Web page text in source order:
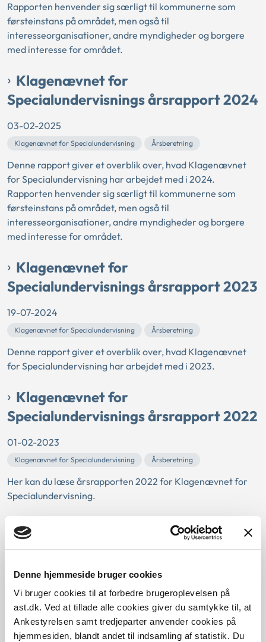
Denne hjemmeside bruger cookies
Vi bruger cookies til at forbedre brugeroplevelsen på
ast.dk. Ved at tillade alle cookies giver du samtykke til, at
Ankestyrelsen samt tredjeparter anvender cookies på
hjemmesiden, blandt andet til indsamling af statistik. Du
Rapporten henvender sig særligt til kommunerne som
førsteinstans på området, men også til
interesseorganisationer, andre myndigheder og borgere
med interesse for området.
Klagenævnet for
Specialundervisnings årsrapport 2024
03-02-2025
Klagenævnet for Specialundervisning Årsberetning
Denne rapport giver et overblik over, hvad Klagenævnet
for Specialundervisning har arbejdet med i 2024.
Rapporten henvender sig særligt til kommunerne som
førsteinstans på området, men også til
interesseorganisationer, andre myndigheder og borgere
med interesse for området.
Klagenævnet for
Specialundervisnings årsrapport 2023
19-07-2024
Klagenævnet for Specialundervisning Årsberetning
Denne rapport giver et overblik over, hvad Klagenævnet
for Specialundervisning har arbejdet med i 2023.
Klagenævnet for
Specialundervisnings årsrapport 2022
01-02-2023
Klagenævnet for Specialundervisning Årsberetning
Her kan du læse årsrapporten 2022 for Klagenævnet for
Specialundervisning.
Klagenævnet for
Specialundervisnings årsrapport 2021
01-02-2022
Klagenævnet for Specialundervisning Årsberetning
Her kan du læse årsrapport 2021 fra Klagenævnet for
Specialundervisning.